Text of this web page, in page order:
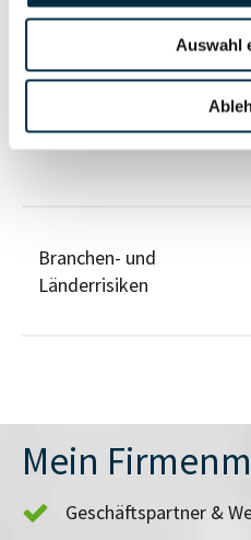
Auswahl
Sanktionslistenstatus
Insolvenzinformationen
Branchen- und
Länderrisiken
Mein
Geschäftspartner &